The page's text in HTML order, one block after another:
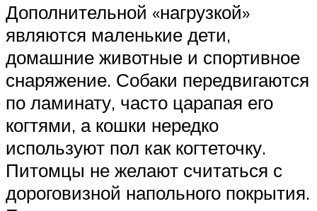
Дополнительной «нагрузкой»
являются маленькие дети,
домашние животные и спортивное
снаряжение. Собаки передвигаются
по ламинату, часто царапая его
когтями, а кошки нередко
используют пол как когтеточку.
Питомцы не желают считаться с
дороговизной напольного покрытия.